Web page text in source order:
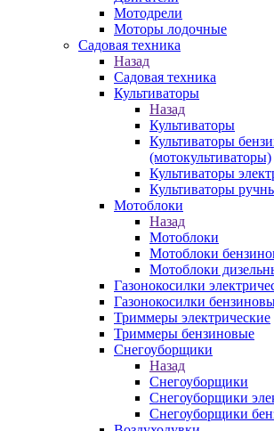
Мотодрели
Моторы лодочные
Садовая техника
Назад
Садовая техника
Культиваторы
Назад
Культиваторы
Культиваторы
(мотокультиваторы)
Культиваторы
Культиваторы
Мотоблоки
Назад
Мотоблоки
Мотоблоки
Мотоблоки
Газонокосилки
Газонокосилки
Триммеры электрические
Триммеры бензиновые
Снегоуборщики
Назад
Снегоуборщики
Снегоуборщики
Снегоуборщики